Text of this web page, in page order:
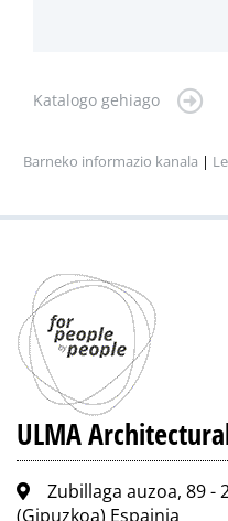
Katalogo gehiago
Barneko informazio kanala |
ULMA
Zubillaga auzoa, 89 -
(Gipuzkoa) Espainia